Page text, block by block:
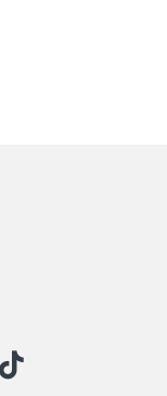
du plus récent au